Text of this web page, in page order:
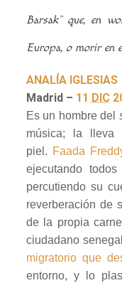
Barsak” que, en
Europa, o morir en
ANALÍA IGLESIAS
Madrid – 11 DIC
Es un hombre del
música; la lleva
piel. Faada
ejecutando
percutiendo su
reverberación de
de la propia
ciudadano
migratorio que
entorno, y lo